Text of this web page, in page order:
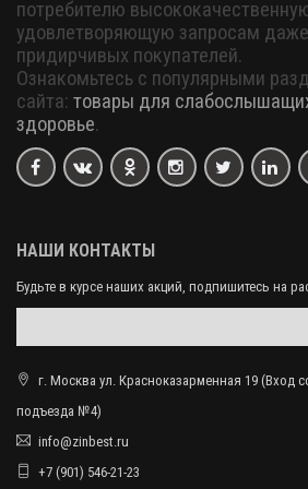
потребителю
удовлетворяющую запросам
придирчивых покупателей.
Ознакомьтесь с популярными
сайта: товары для
здоровье.
НАШИ КОНТАКТЫ
Будьте в курсе наших акций, подпишитесь на
г. Москва ул. Красноказарменная 19 (Вход
подъезда №4)
info@zinbest.ru
+7 (901) 546-21-23